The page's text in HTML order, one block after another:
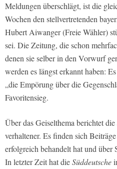
Meldungen überschlägt, ist die
Wochen den stellvertretenden
Hubert Aiwanger (Freie Wähler)
sei. Die Zeitung, die schon
denen sie selber in den Vorwurf
werden es längst erkannt haben:
„die Empörung über die
Favoritensieg.
Über das Geiselthema berichtet die
verhaltener. Es finden sich
erfolgreich behandelt hat und über
In letzter Zeit hat dieSüddeutsche